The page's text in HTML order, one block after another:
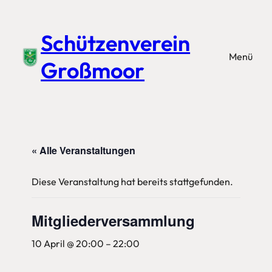
Schützenverein
Großmoor
Menü
« Alle Veranstaltungen
Diese Veranstaltung hat bereits stattgefunden.
Mitgliederversammlung
10 April @ 20:00 – 22:00